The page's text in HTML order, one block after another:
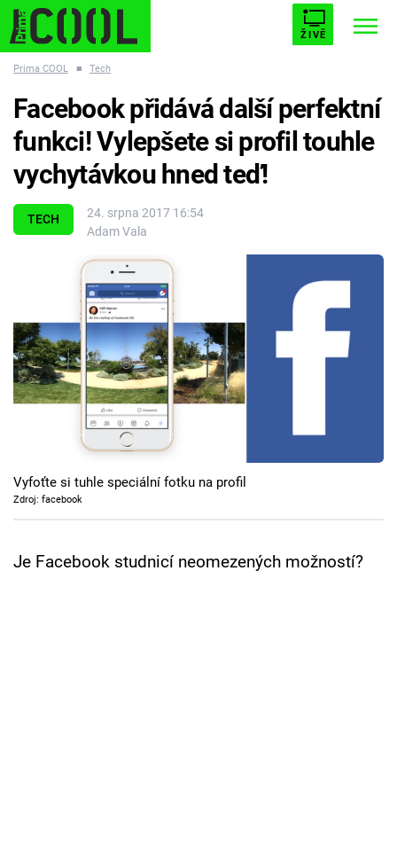
ŽIVĚ
ESCAPE PLNEJ KOTEL AVENGERS 5
Témata
Seriály
Hry
Cool Esport
TV Program
Prima COOL ■ Tech
TECH
24. srpna 2017 16:54
Adam Vala
Facebook přidává další perfektní
funkci! Vylepšete si profil touhle
vychytávkou hned teď!
Vyfoťte si tuhle speciální fotku na profil
Zdroj: facebook
Je Facebook studnicí neomezených možností?